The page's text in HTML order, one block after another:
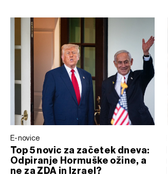
E-novice
Top 5 novic za začetek dneva:
Odpiranje Hormuške ožine, a
ne za ZDA in Izrael?